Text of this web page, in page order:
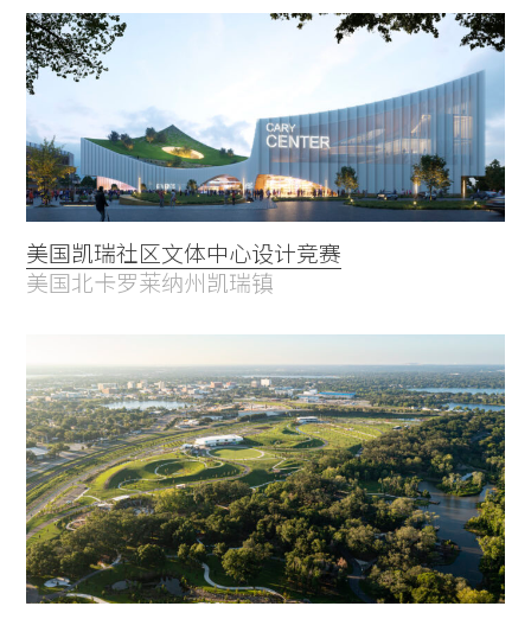
美国凯瑞社区文体中心设计竞赛
美国北卡罗莱纳州凯瑞镇